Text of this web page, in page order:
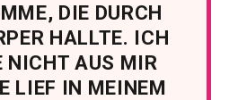
DIE DURCH
HALLTE. ICH
NICHT AUS MIR
LIEF IN MEINEM